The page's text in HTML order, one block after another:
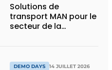
Solutions de
transport MAN pour le
secteur de la
DEMO DAYS 14 JUILLET 2026